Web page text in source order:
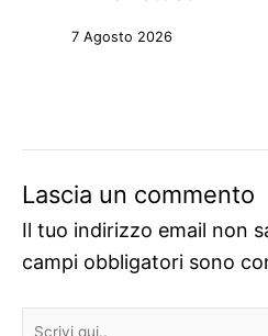
7 Agosto 2026
Lascia un commento
Il tuo indirizzo email non
campi obbligatori sono
Scrivi